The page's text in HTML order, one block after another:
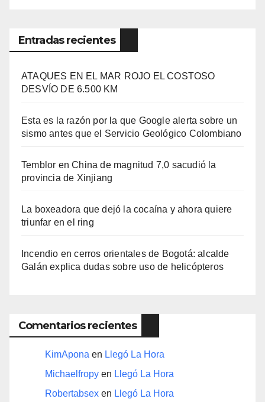
Entradas recientes
ATAQUES EN EL MAR ROJO EL COSTOSO
DESVÍO DE 6.500 KM
Esta es la razón por la que Google alerta sobre un
sismo antes que el Servicio Geológico Colombiano
Temblor en China de magnitud 7,0 sacudió la
provincia de Xinjiang
La boxeadora que dejó la cocaína y ahora quiere
triunfar en el ring​
Incendio en cerros orientales de Bogotá: alcalde
Galán explica dudas sobre uso de helicópteros
Comentarios recientes
KimApona en Llegó La Hora
Michaelfropy en Llegó La Hora
Robertabsex en Llegó La Hora